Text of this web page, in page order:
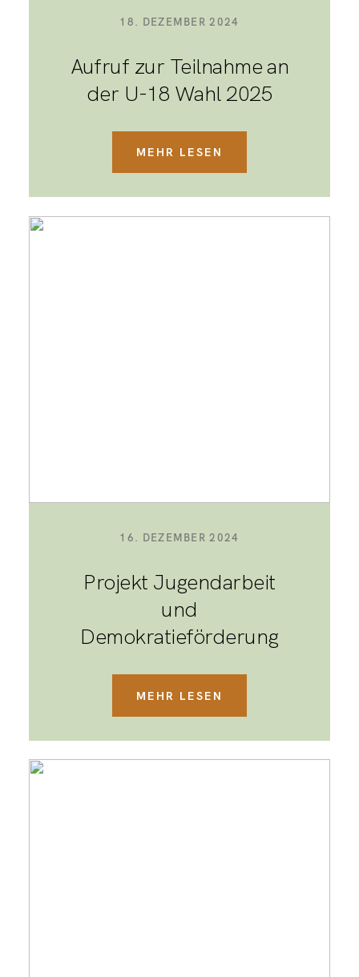
18. DEZEMBER 2024
Aufruf zur Teilnahme an
der U-18 Wahl 2025
MEHR LESEN
16. DEZEMBER 2024
Projekt Jugendarbeit
und
Demokratieförderung
MEHR LESEN